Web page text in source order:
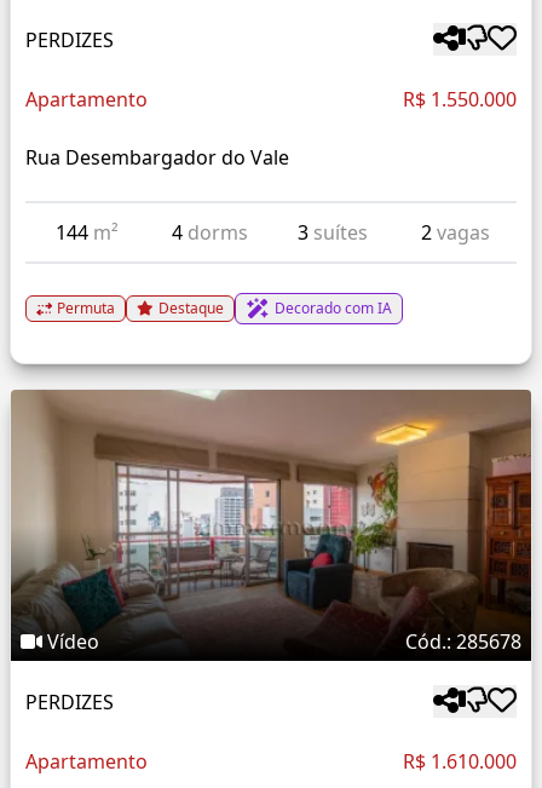
PERDIZES
Apartamento R$ 1.550.000
Rua Desembargador do Vale
144 m² 4 dorms 3 suítes 2vagas
Permuta Destaque Decorado com IA
Vídeo Cód.: 285678
PERDIZES
Apartamento R$ 1.610.000